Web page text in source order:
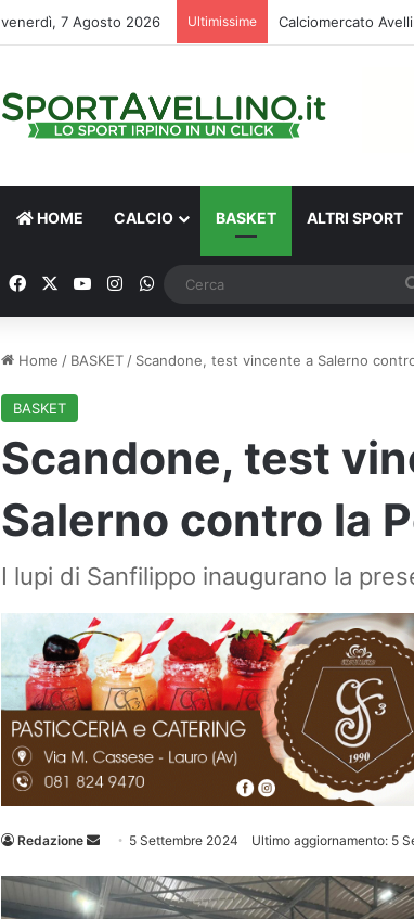
venerdì, 7 Agosto 2026 Ultimissime
HOME CALCIO BASKET ALTRI SPORT
FacebookYou TubeInstagram
WhatsApp
Home / BASKET / Scandone, test vincente a Salerno
BASKET
Scandone, test
Salerno contro la
I lupi di Sanfilippo inaugurano la
Redazione
Invia 5 Settembre 2024 Ultimo aggiornamento: 5